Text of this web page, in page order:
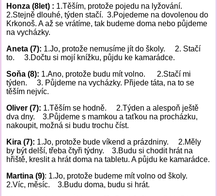
Honza (8let) : 1.Těším, protože pojedu na lyžování.
2.Stejně dlouhé, týden stačí. 3.Pojedeme na dovolenou do
Krkonoš. A až se vrátíme, tak budeme doma nebo půjdeme
na vycházky.
Aneta (7): 1.Jo, protože nemusíme jít do školy. 2. Stačí
to. 3.Dočtu si mojí knížku, půjdu ke kamarádce.
Soňa (8): 1.Ano, protože budu mít volno. 2.Stačí mi
týden. 3. Půjdeme na vycházky. Přijede táta, na to se
těším nejvíc.
Oliver (7): 1.Těším se hodně. 2.Týden a alespoň ještě
dva dny. 3.Půjdeme s mamkou a taťkou na procházku,
nakoupit, možná si budu trochu číst.
Kira (7): 1.Jo, protože bude víkend a prázdniny. 2.Měly
by být delší, třeba čtyři týdny. 3.Budu si chodit hrát na
hřiště, kreslit a hrát doma na tabletu. A půjdu ke kamarádce.
Martina (9): 1.Jo, protože budeme mít volno od školy.
2.Víc, měsíc. 3.Budu doma, budu si hrát.